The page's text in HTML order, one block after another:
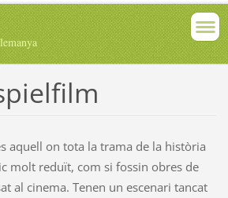
aquell on tota la trama de la història
molt reduït, com si fossin obres de
al cinema. Tenen un escenari tancat